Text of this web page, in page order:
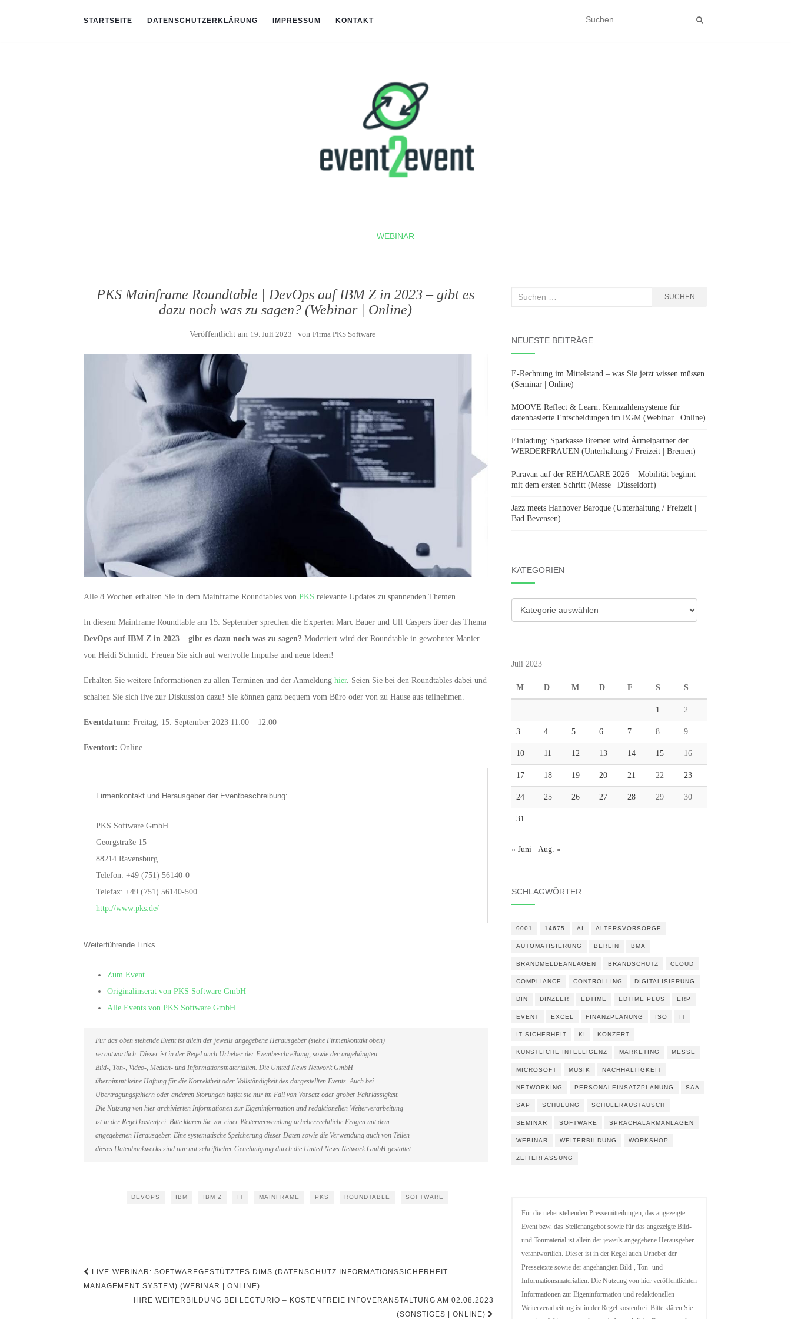
STARTSEITE DATENSCHUTZERKLÄRUNG IMPRESSUM KONTAKT
WEBINAR
PKS Mainframe Roundtable | DevOps auf IBM Z in 2023 – gibt es
dazu noch was zu sagen? (Webinar | Online)
Veröffentlicht am 19. Juli 2023 vonFirma PKS Software
Alle 8 Wochen erhalten Sie in dem Mainframe Roundtables von PKS relevante Updates zu spannenden Themen.
In diesem Mainframe Roundtable am 15. September sprechen die Experten Marc Bauer und Ulf Caspers über das Thema
DevOps auf IBM Z in 2023 – gibt es dazu noch was zu sagen? Moderiert wird der Roundtable in gewohnter Manier
von Heidi Schmidt. Freuen Sie sich auf wertvolle Impulse und neue Ideen!
Erhalten Sie weitere Informationen zu allen Terminen und der Anmeldung hier. Seien Sie bei den Roundtables dabei und
schalten Sie sich live zur Diskussion dazu! Sie können ganz bequem vom Büro oder von zu Hause aus teilnehmen.
Eventdatum: Freitag, 15. September 2023 11:00 – 12:00
Eventort: Online
Firmenkontakt und Herausgeber der Eventbeschreibung:
PKS Software GmbH
Georgstraße 15
88214 Ravensburg
Telefon: +49 (751) 56140-0
Telefax: +49 (751) 56140-500
http://www.pks.de/
Weiterführende Links
Zum Event
Originalinserat von PKS Software GmbH
Alle Events von PKS Software GmbH
Für das oben stehende Event ist allein der jeweils angegebene Herausgeber (siehe Firmenkontakt oben)
verantwortlich. Dieser ist in der Regel auch Urheber der Eventbeschreibung, sowie der angehängten
Bild-, Ton-, Video-, Medien- und Informationsmaterialien. Die United News Network GmbH
übernimmt keine Haftung für die Korrektheit oder Vollständigkeit des dargestellten Events. Auch bei
Übertragungsfehlern oder anderen Störungen haftet sie nur im Fall von Vorsatz oder grober Fahrlässigkeit.
Die Nutzung von hier archivierten Informationen zur Eigeninformation und redaktionellen Weiterverarbeitung
ist in der Regel kostenfrei. Bitte klären Sie vor einer Weiterverwendung urheberrechtliche Fragen mit dem
angegebenen Herausgeber. Eine systematische Speicherung dieser Daten sowie die Verwendung auch von Teilen
dieses Datenbankwerks sind nur mit schriftlicher Genehmigung durch die United News Network GmbH gestattet
DEVOPS IBM IBM Z IT MAINFRAME PKS ROUNDTABLE SOFTWARE
Beitragsnavigation
LIVE-WEBINAR: SOFTWAREGESTÜTZTES DIMS (DATENSCHUTZ INFORMATIONSSICHERHEIT
MANAGEMENT SYSTEM) (WEBINAR | ONLINE)
IHRE WEITERBILDUNG BEI LECTURIO – KOSTENFREIE INFOVERANSTALTUNG AM 02.08.2023
(SONSTIGES | ONLINE)
Suchen
SUCHEN
NEUESTE BEITRÄGE
E-Rechnung im Mittelstand – was Sie jetzt wissen müssen
(Seminar | Online)
MOOVE Reflect & Learn: Kennzahlensysteme für
datenbasierte Entscheidungen im BGM (Webinar | Online)
Einladung: Sparkasse Bremen wird Ärmelpartner der
WERDERFRAUEN (Unterhaltung / Freizeit | Bremen)
Paravan auf der REHACARE 2026 – Mobilität beginnt
mit dem ersten Schritt (Messe | Düsseldorf)
Jazz meets Hannover Baroque (Unterhaltung / Freizeit |
Bad Bevensen)
KATEGORIEN
Kategorien
Juli 2023
M D M D F S S
1 2
3 4 5 6 7 8 9
10 11 12 13 14 15 16
17 18 19 20 21 22 23
24 25 26 27 28 29 30
31
« Juni Aug. »
SCHLAGWÖRTER
9001 14675 AI ALTERSVORSORGE
AUTOMATISIERUNG BERLIN BMA
BRANDMELDEANLAGEN BRANDSCHUTZ CLOUD
COMPLIANCE CONTROLLING DIGITALISIERUNG
DIN DINZLER EDTIME EDTIME PLUS ERP
EVENT EXCEL FINANZPLANUNG ISO IT
IT SICHERHEIT KI KONZERT
KÜNSTLICHE INTELLIGENZ MARKETING MESSE
MICROSOFT MUSIK NACHHALTIGKEIT
NETWORKING PERSONALEINSATZPLANUNG SAA
SAP SCHULUNG SCHÜLERAUSTAUSCH
SEMINAR SOFTWARE SPRACHALARMANLAGEN
WEBINAR WEITERBILDUNG WORKSHOP
ZEITERFASSUNG
Für die nebenstehenden Pressemitteilungen, das angezeigte
Event bzw. das Stellenangebot sowie für das angezeigte Bild-
und Tonmaterial ist allein der jeweils angegebene Herausgeber
verantwortlich. Dieser ist in der Regel auch Urheber der
Pressetexte sowie der angehängten Bild-, Ton- und
Informationsmaterialien. Die Nutzung von hier veröffentlichten
Informationen zur Eigeninformation und redaktionellen
Weiterverarbeitung ist in der Regel kostenfrei. Bitte klären Sie